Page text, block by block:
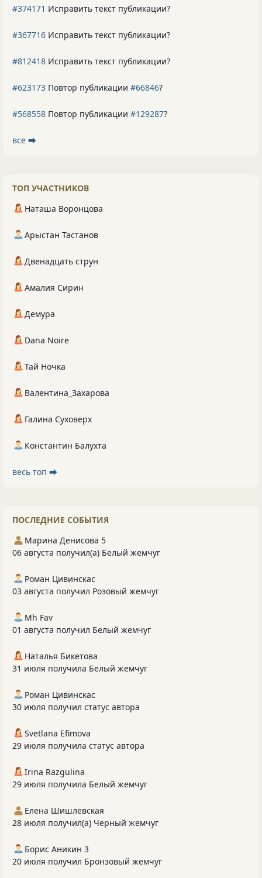
#374171 Исправить текст публикации?
#367716 Исправить текст публикации?
#812418 Исправить текст публикации?
#623173 Повтор публикации #66846?
#568558 Повтор публикации #129287?
все ⮕
ТОП УЧАСТНИКОВ
Наташа Воронцова
Арыстан Тастанов
Двенадцать струн
Амалия Сирин
Демура
Dana Noire
Тай Ночка
Валентина_Захарова
Галина Суховерх
Константин Балухта
весь топ ⮕
ПОСЛЕДНИЕ СОБЫТИЯ
Марина Денисова 5
06 августа получил(а) Белый жемчуг
Роман Цивинскас
03 августа получил Розовый жемчуг
Mh Fav
01 августа получил Белый жемчуг
Наталья Бикетова
31 июля получила Белый жемчуг
Роман Цивинскас
30 июля получил статус автора
Svetlana Efimova
29 июля получила статус автора
Irina Razgulina
29 июля получила Белый жемчуг
Елена Шишлевская
28 июля получил(а) Черный жемчуг
Борис Аникин 3
20 июля получил Бронзовый жемчуг